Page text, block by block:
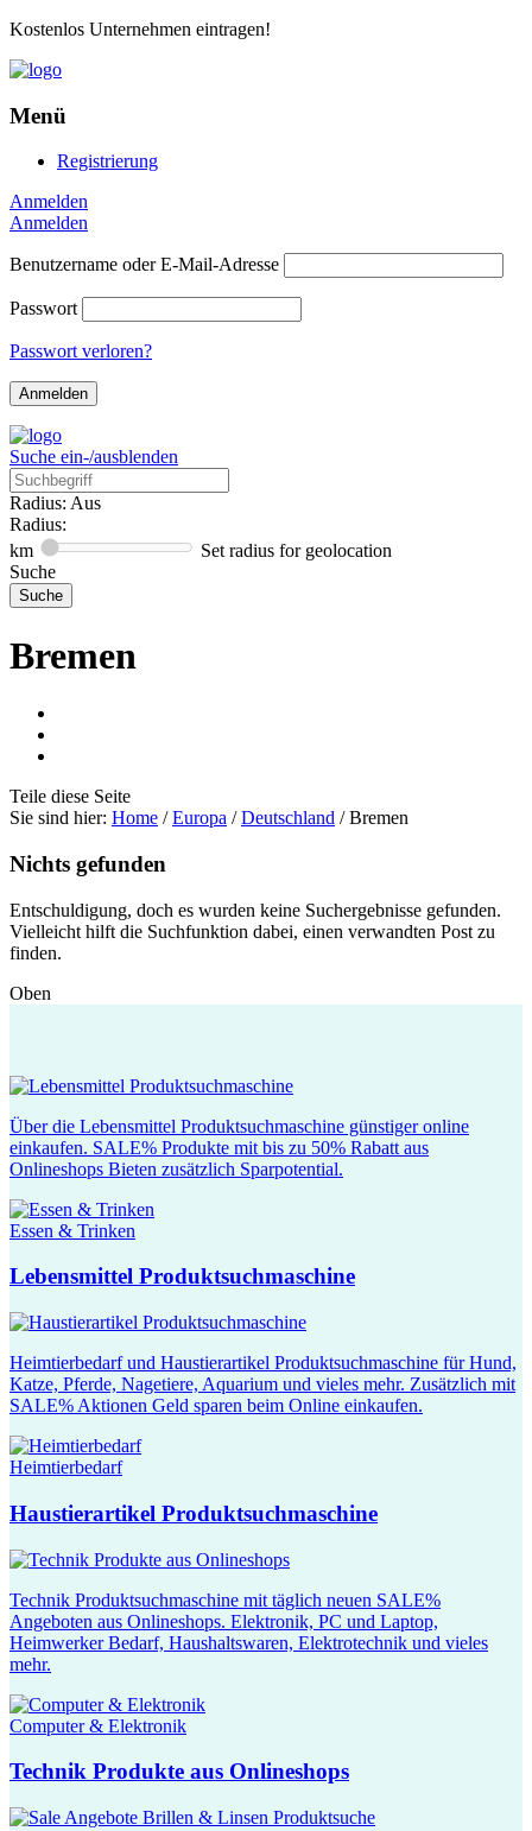
Kostenlos Unternehmen eintragen!
Menü
Registrierung
Anmelden
Anmelden
Benutzername oder E-Mail-Adresse
Passwort
Passwort verloren?
Suche ein-/ausblenden
Radius: Aus
Radius:
km
Set radius for geolocation
Suche
Bremen
Teile diese Seite
Sie sind hier: Home / Europa / Deutschland / Bremen
Nichts gefunden
Entschuldigung, doch es wurden keine Suchergebnisse gefunden.
Vielleicht hilft die Suchfunktion dabei, einen verwandten Post zu
finden.
Oben
Über die Lebensmittel Produktsuchmaschine günstiger online
einkaufen. SALE% Produkte mit bis zu 50% Rabatt aus
Onlineshops Bieten zusätzlich Sparpotential.
Essen & Trinken
Lebensmittel Produktsuchmaschine
Heimtierbedarf und Haustierartikel Produktsuchmaschine für Hund,
Katze, Pferde, Nagetiere, Aquarium und vieles mehr. Zusätzlich mit
SALE% Aktionen Geld sparen beim Online einkaufen.
Heimtierbedarf
Haustierartikel Produktsuchmaschine
Technik Produktsuchmaschine mit täglich neuen SALE%
Angeboten aus Onlineshops. Elektronik, PC und Laptop,
Heimwerker Bedarf, Haushaltswaren, Elektrotechnik und vieles
mehr.
Computer & Elektronik
Technik Produkte aus Onlineshops